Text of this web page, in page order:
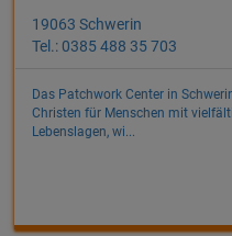
19063 Schwerin
Tel.: 0385 488 35 703
Das Patchwork Center in
Christen für Menschen mit
Lebenslagen, wi...